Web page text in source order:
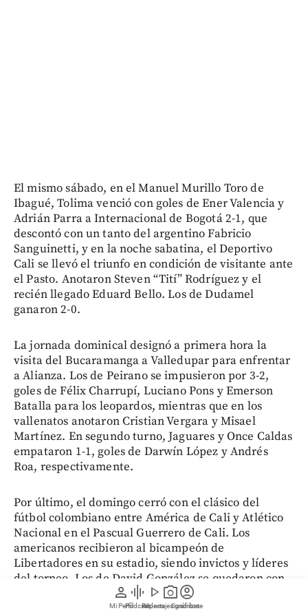
person
Mi Perfil
graphic_eq
Pódcast
play_arrow
Videos
photo_camera
Reportajes gráficos
account_circle
Suscríbete
El mismo sábado, en el Manuel Murillo Toro de
Ibagué, Tolima venció con goles de Ener Valencia y
Adrián Parra a Internacional de Bogotá 2-1, que
descontó con un tanto del argentino Fabricio
Sanguinetti, y en la noche sabatina, el Deportivo
Cali se llevó el triunfo en condición de visitante ante
el Pasto. Anotaron Steven “Tití” Rodríguez y el
recién llegado Eduard Bello. Los de Dudamel
ganaron 2-0.
La jornada dominical designó a primera hora la
visita del Bucaramanga a Valledupar para enfrentar
a Alianza. Los de Peirano se impusieron por 3-2,
goles de Félix Charrupí, Luciano Pons y Emerson
Batalla para los leopardos, mientras que en los
vallenatos anotaron Cristian Vergara y Misael
Martínez. En segundo turno, Jaguares y Once Caldas
empataron 1-1, goles de Darwín López y Andrés
Roa, respectivamente.
Por último, el domingo cerró con el clásico del
fútbol colombiano entre América de Cali y Atlético
Nacional en el Pascual Guerrero de Cali. Los
americanos recibieron al bicampeón de
Libertadores en su estadio, siendo invictos y líderes
del torneo. Los de David González se quedaron con
el triunfo por 1-0 gracias al gol de Yeison Guzmán.